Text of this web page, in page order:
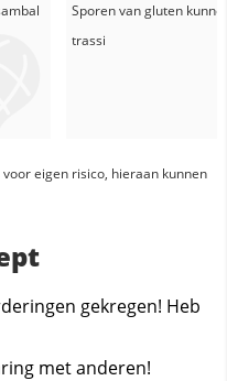
Sporen van gluten
trassi
eigen risico, hieraan kunnen
gekregen! Heb
met anderen!